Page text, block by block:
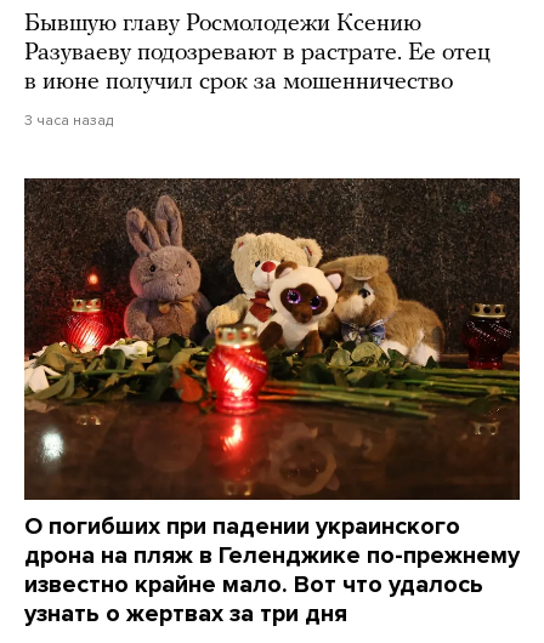
Бывшую главу Росмолодежи Ксению
Разуваеву подозревают в растрате. Ее отец
в июне получил срок за мошенничество
3 часа назад
О погибших при падении украинского
дрона на пляж в Геленджике по-прежнему
известно крайне мало. Вот что удалось
узнать о жертвах за три дня